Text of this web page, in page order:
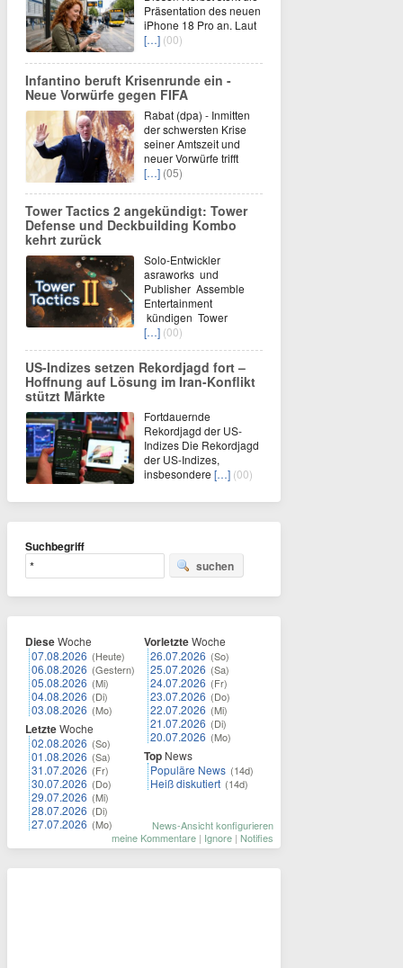
Präsentation des neuen
iPhone 18 Pro an. Laut
[…] (00)
Infantino beruft Krisenrunde ein -
Neue Vorwürfe gegen FIFA
Rabat (dpa) - Inmitten
der schwersten Krise
seiner Amtszeit und
neuer Vorwürfe trifft
[…] (05)
Tower Tactics 2 angekündigt: Tower
Defense und Deckbuilding Kombo
kehrt zurück
Solo-Entwickler
asraworks und
Publisher Assemble
Entertainment
kündigen Tower
[…] (00)
US-Indizes setzen Rekordjagd fort –
Hoffnung auf Lösung im Iran-Konflikt
stützt Märkte
Fortdauernde
Rekordjagd der US-
Indizes Die Rekordjagd
der US-Indizes,
insbesondere […] (00)
Suchbegriff
suchen
DieseWoche
07.08.2026 (Heute)
06.08.2026 (Gestern)
05.08.2026 (Mi)
04.08.2026 (Di)
03.08.2026 (Mo)
LetzteWoche
02.08.2026 (So)
01.08.2026 (Sa)
31.07.2026 (Fr)
30.07.2026 (Do)
29.07.2026 (Mi)
28.07.2026 (Di)
27.07.2026 (Mo)
VorletzteWoche
26.07.2026 (So)
25.07.2026 (Sa)
24.07.2026 (Fr)
23.07.2026 (Do)
22.07.2026 (Mi)
21.07.2026 (Di)
20.07.2026 (Mo)
Top News
Populäre News (14d)
Heiß diskutiert (14d)
News-Ansicht konfigurieren
meine Kommentare | Ignore | Notifies